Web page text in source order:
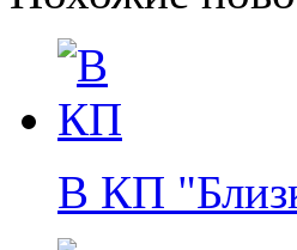
В КП